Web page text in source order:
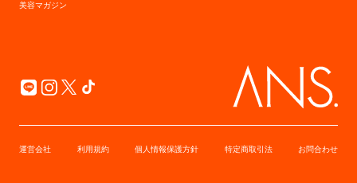
美容マガジン
運営会社 利用規約 個人情報保護方針 特定商取引法 お問合わせ